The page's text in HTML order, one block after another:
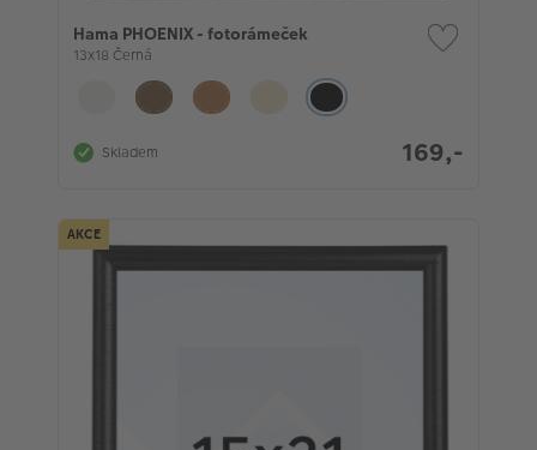
Hama PHOENIX - fotorámeček
13x18 Černá
Skladem 169,-
AKCE